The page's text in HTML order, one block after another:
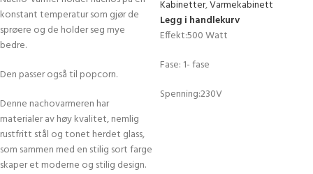
konstant temperatur som gjør de
sprøere og de holder seg mye
bedre.
Den passer også til popcorn.
Denne nachovarmeren har
materialer av høy kvalitet, nemlig
rustfritt stål og tonet herdet glass,
som sammen med en stilig sort farge
skaper et moderne og stilig design.
Kabinetter,Varmekabinett
Legg i handlekurv
Effekt:500 Watt
Fase: 1- fase
Spenning:230V